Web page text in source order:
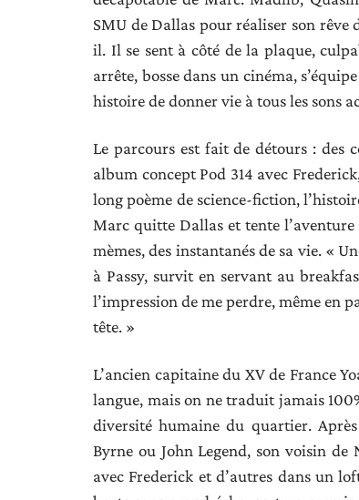
SMU de Dallas pour réaliser son rêve
il. Il se sent à côté de la plaque,
arrête, bosse dans un cinéma,
histoire de donner vie à tous les sons
Le parcours est fait de détours : des
album concept Pod 314 avec
long poème de science-fiction,
Marc quitte Dallas et tente
mèmes, des instantanés de sa vie. «
à Passy, survit en servant au
l’impression de me perdre, même en
tête. »
L’ancien capitaine du XV de France
langue, mais on ne traduit jamais
diversité humaine du quartier.
Byrne ou John Legend, son voisin
avec Frederick et d’autres dans un